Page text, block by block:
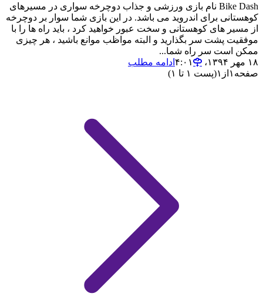
Bike Dash نام بازی ورزشی و جذاب دوچرخه سواری در مسیرهای
کوهستانی برای اندروید می باشد. در این بازی شما سوار بر دوچرخه
از مسیر های کوهستانی و سخت عبور خواهید کرد ، باید راه ها را با
موفقیت پشت سر بگذارید و البته مواظب موانع باشید ، هر چیزی
ممکن است سر راه شما...
۱۸ مهر ۱۳۹۴،‏ ۴:۰۱
ادامه مطلب
صفحه ۱ از ۱(پست ۱ تا ۱)